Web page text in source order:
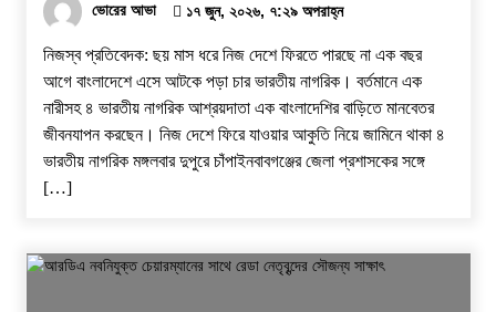
ভোরের আভা ১৭ জুন, ২০২৬, ৭:২৯ অপরাহ্ন
নিজস্ব প্রতিবেদক: ছয় মাস ধরে নিজ দেশে ফিরতে পারছে না এক বছর
আগে বাংলাদেশে এসে আটকে পড়া চার ভারতীয় নাগরিক। বর্তমানে এক
নারীসহ ৪ ভারতীয় নাগরিক আশ্রয়দাতা এক বাংলাদেশির বাড়িতে মানবেতর
জীবনযাপন করছেন। নিজ দেশে ফিরে যাওয়ার আকুতি নিয়ে জামিনে থাকা ৪
ভারতীয় নাগরিক মঙ্গলবার দুপুরে চাঁপাইনবাবগঞ্জের জেলা প্রশাসকের সঙ্গে
[…]